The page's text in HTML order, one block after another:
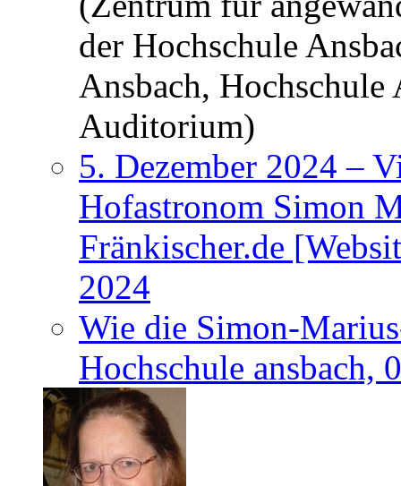
der Hochschule
Ansbach, Hochschule
Auditorium)
5. Dezember 2024 –
Hofastronom Simon
Fränkischer.de
2024
Wie die Simon-
Hochschule ansbach,